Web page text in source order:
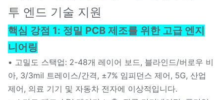
투 엔드 기술 지원
핵심 강점 1: 정밀 PCB 제조를 위한 고급 엔지
니어링
• 고밀도 스택업: 2-48개 레이어 보드, 블라인드/버로우 비
아, 3/3mil 트레이스/간격, ±7% 임피던스 제어, 5G, 산업
제어, 의료 기기 및 자동차 전자에 이상적입니다.